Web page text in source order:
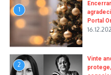
1
Portal
2
Vinte